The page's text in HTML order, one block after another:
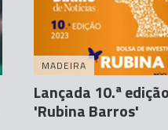
MADEIRA
Lançada 10.ª
'Rubina Barros'